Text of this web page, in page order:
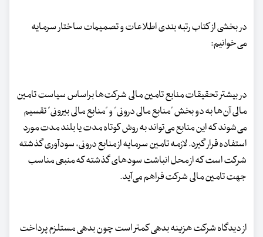
در بخشی از کتاب رتبه بندی اطلاعات و تصمیمات ساختار سرمایه
می‌خوانیم:
در بیشتر تحقیقات منابع تامین مالی شرکت‌ها براساس سیاست تامین
مالی آن‌ها به دو بخش "منابع مالی درونی" و "منابع مالی بیرونی" تقسیم
می‌شوند که این منابع می‌تواند به روش کوتاه مدت یا بلند‌ مدت مورد
استفاده قرار گیرد. لازمه تامین سرمایه از منابع درونی، سودآوری گذشته
شرکت است که از محل انباشت سودهای گذشته که منبعی مناسب
جهت تامین‌ مالی شرکت فراهم می‌آید.
از دیدگاه شرکت هزینه بدهی کمتر است چون بدهی مستلزم پرداخت